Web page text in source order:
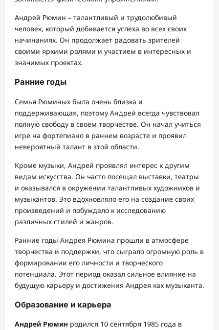
Андрей Рюмин – талантливый и трудолюбивый
человек, который добивается успеха во всех своих
начинаниях. Он продолжает радовать зрителей
своими яркими ролями и участием в интересных и
значимых проектах.
Ранние годы
Семья Рюминых была очень близка и
поддерживающая, поэтому Андрей всегда чувствовал
полную свободу в своем творчестве. Он начал учиться
игре на фортепиано в раннем возрасте и проявил
невероятный талант в этой области.
Кроме музыки, Андрей проявлял интерес к другим
видам искусства. Он часто посещал выставки, театры
и оказывался в окружении талантливых художников и
музыкантов. Это вдохновляло его на создание своих
произведений и побуждало к исследованию
различных стилей и жанров.
Ранние годы Андрея Рюмина прошли в атмосфере
творчества и поддержки, что сыграло огромную роль в
формировании его личности и творческого
потенциала. Этот период оказал сильное влияние на
будущую карьеру и достижения Андрея как музыканта.
Образование и карьера
Андрей Рюмин родился 10 сентября 1985 года в